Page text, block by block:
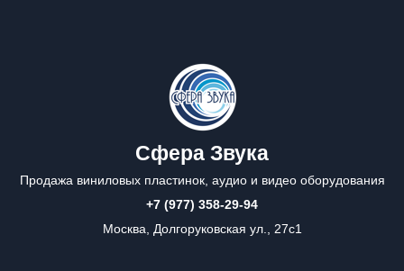
Сфера Звука
Продажа виниловых пластинок, аудио и видео оборудования
+7 (977) 358-29-94
Москва, Долгоруковская ул., 27с1